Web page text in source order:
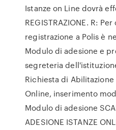
Istanze on Line dovrà
REGISTRAZIONE. R:
registrazione a Polis è
Modulo di adesione e
segreteria
Richiesta di Abilitazione
Online, inserimento
Modulo di adesione
ADESIONE ISTANZE